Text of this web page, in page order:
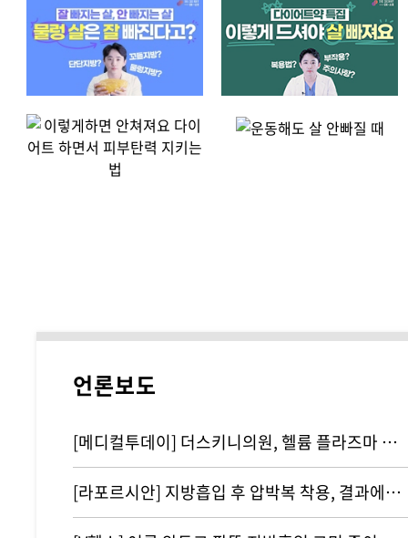
언론보도
[메디컬투데이] 더스키니의원, 헬륨 플라즈마 기반 리뉴비온 도입
[라포르시안] 지방흡입 후 압박복 착용, 결과에 영향 주지 않아...통증…